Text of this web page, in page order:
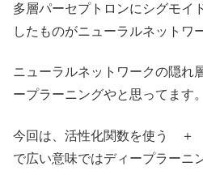
多層パーセプトロンにシグモイ
したものがニューラルネットワ
ニューラルネットワークの隠れ
ープラーニングやと思ってます。
今回は、活性化関数を使う
で広い意味ではディープラーニ